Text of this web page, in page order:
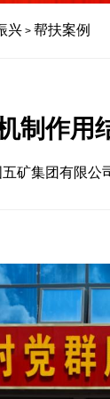
兴 > 帮扶案例
制作用
矿集团有限公